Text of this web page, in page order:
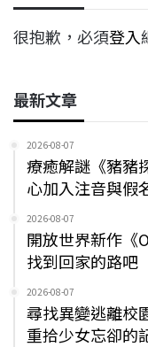
很抱歉，必須登入
最新文章
2026-08-07
療癒解謎《豬豬
心加入注音與假
2026-08-07
開放世界新作《
找到回家的路吧
2026-08-07
尋找異變逃離校
重拾少女忘卻的